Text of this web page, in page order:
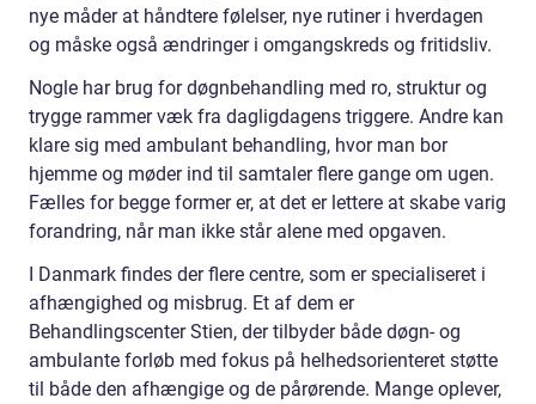
nye måder at håndtere følelser, nye rutiner i hverdagen
og måske også ændringer i omgangskreds og fritidsliv.
Nogle har brug for døgnbehandling med ro, struktur og
trygge rammer væk fra dagligdagens triggere. Andre kan
klare sig med ambulant behandling, hvor man bor
hjemme og møder ind til samtaler flere gange om ugen.
Fælles for begge former er, at det er lettere at skabe varig
forandring, når man ikke står alene med opgaven.
I Danmark findes der flere centre, som er specialiseret i
afhængighed og misbrug. Et af dem er
Behandlingscenter Stien, der tilbyder både døgn- og
ambulante forløb med fokus på helhedsorienteret støtte
til både den afhængige og de pårørende. Mange oplever,